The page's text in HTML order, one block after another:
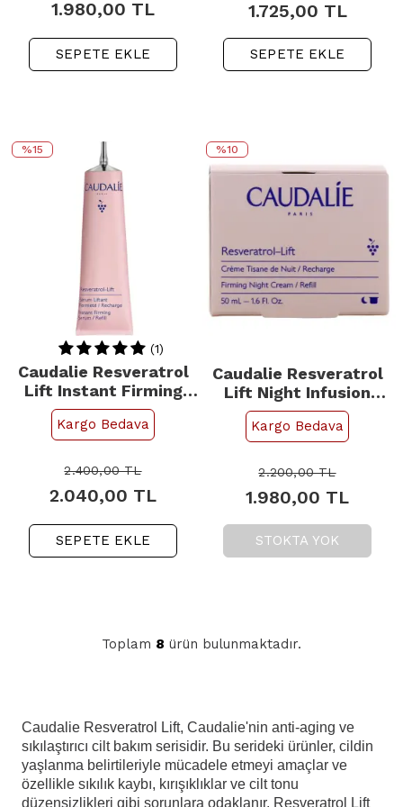
1.980,00 TL
SEPETE EKLE
1.725,00 TL
SEPETE EKLE
%15
(1)
Caudalie Resveratrol
Lift Instant Firming
Refill - Yaşlanma
Karşıtı Serum 30ml
Kargo Bedava
2.400,00TL
2.040,00 TL
SEPETE EKLE
%10
Caudalie Resveratrol
Lift Night Infusion
Cream - Gece Kremi
Refill 50ml
Kargo Bedava
2.200,00TL
1.980,00 TL
STOKTA YOK
Toplam 8 ürün bulunmaktadır.
Caudalie Resveratrol Lift, Caudalie'nin anti-aging ve
sıkılaştırıcı cilt bakım serisidir. Bu serideki ürünler, cildin
yaşlanma belirtileriyle mücadele etmeyi amaçlar ve
özellikle sıkılık kaybı, kırışıklıklar ve cilt tonu
düzensizlikleri gibi sorunlara odaklanır. Resveratrol Lift